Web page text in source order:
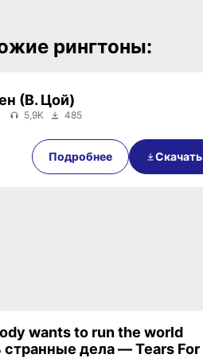
рингтоны:
00:39
(В. Цой)
5,9K 485
Подробнее Скачать
wants to run the world
странные дела — Tears For